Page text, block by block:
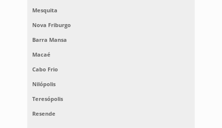
Mesquita
Nova Friburgo
Barra Mansa
Macaé
Cabo Frio
Nilópolis
Teresópolis
Resende